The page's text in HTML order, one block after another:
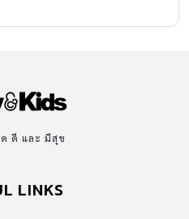
ดี และ มีสุข
LINKS